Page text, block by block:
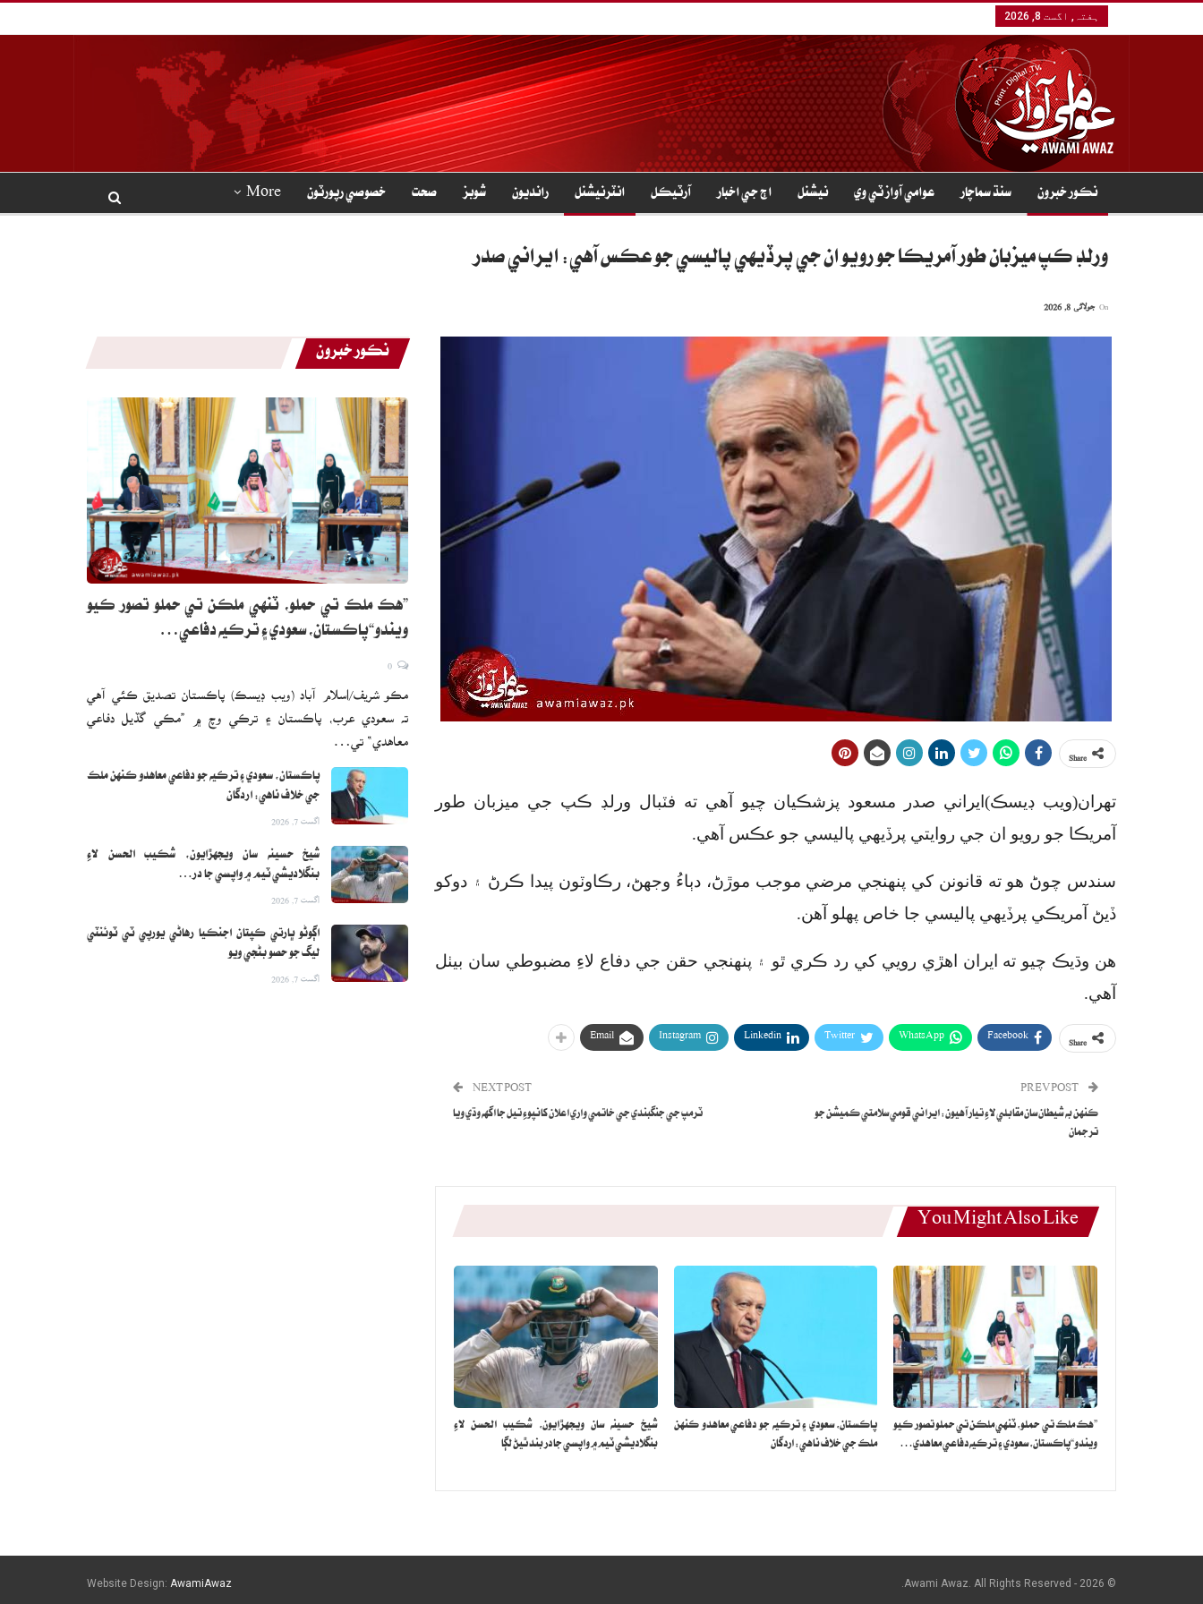
ہفتہ, اگست 8, 2026
نڪور خبرون سنڌ سماچار عوامي آواز ٽي وي نيشنل اڄ جي اخبار آرٽيڪل انٽرنيشنل رانديون شوبز صحت خصوصي رپورٽون More
ورلڊ ڪپ ميزبان طور آمريڪا جو رويو ان جي پرڏيهي پاليسي جو عڪس آهي: ايراني صدر
جولائی 8, 2026
تهران(ويب ڊيسڪ)ايراني صدر مسعود پزشڪيان چيو آهي ته فٽبال ورلڊ ڪپ جي ميزبان طور
آمريڪا جو رويو ان جي روايتي پرڏيهي پاليسي جو عڪس آهي.
سندس چوڻ هو ته قانونن کي پنهنجي مرضي موجب موڙڻ، دٻاءُ وجهڻ، رڪاوٽون پيدا ڪرڻ ۽ دوکو
ڏيڻ آمريڪي پرڏيهي پاليسي جا خاص پهلو آهن.
هن وڌيڪ چيو ته ايران اهڙي رويي کي رد ڪري ٿو ۽ پنهنجي حقن جي دفاع لاءِ مضبوطي سان بيٺل
آهي.
Facebook
WhatsApp
Twitter
Linkedin
Instagram
Email
ڪنهن به شيطان سان مقابلي لاءِ تيار آهيون: ايراني قومي سلامتي ڪميشن جو
ترجمان
NEXT POST
ٽرمپ جي جنگبندي جي خاتمي واري اعلان کانپوءِ تيل جا اگهه وڌي ويا
You Might Also Like
”هڪ ملڪ تي حملو، ٽنهي ملڪن تي حملو تصور ڪيو
ويندو“پاڪستان، سعودي ۽ ترڪيه دفاعي معاهدي…
پاڪستان، سعودي ۽ ترڪيه جو دفاعي معاهدو ڪنهن
ملڪ جي خلاف ناهي: اردگان
شيخ حسينه سان ويجهڙايون، شڪيب الحسن لاءِ
بنگلاديشي ٽيم ۾ واپسي جا در بند ٿيڻ لڳا
نڪور خبرون
”هڪ ملڪ تي حملو، ٽنهي ملڪن تي حملو تصور ڪيو
ويندو“پاڪستان، سعودي ۽ ترڪيه دفاعي…
مڪو شريف/اسلام آباد (ويب ڊيسڪ) پاڪستان تصديق ڪئي آهي
ته سعودي عرب، پاڪستان ۽ ترڪي وچ ۾ ”مڪي گڏيل دفاعي
معاهدي“ تي…
پاڪستان، سعودي ۽ ترڪيه جو دفاعي معاهدو ڪنهن ملڪ
جي خلاف ناهي: اردگان
اگست 7, 2026
شيخ حسينه سان ويجهڙايون، شڪيب الحسن لاءِ
بنگلاديشي ٽيم ۾ واپسي جا در…
اگست 7, 2026
اڳوڻو ڀارتي ڪپتان اجنڪيا رهاڻي يورپي ٽي ٽوئنٽي
ليگ جو حصو بڻجي ويو
اگست 7, 2026
© 2026 - Awami Awaz. All Rights Reserved.
Website Design: AwamiAwaz